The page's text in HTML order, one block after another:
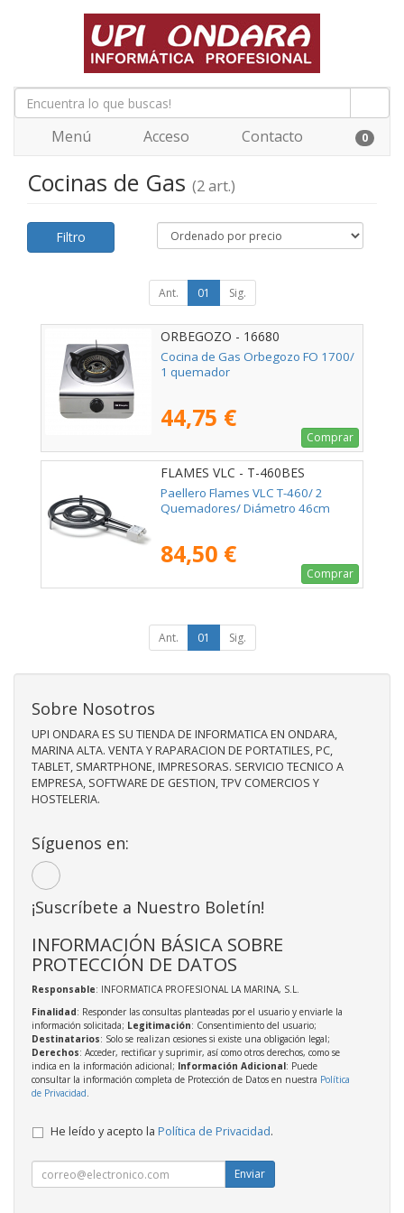
Menú Acceso Contacto 0
Cocinas de Gas (2 art.)
Filtro
Ant. 01 Sig.
ORBEGOZO - 16680
Cocina de Gas Orbegozo FO 1700/
1 quemador
44,75 €
Comprar
FLAMES VLC - T-460BES
Paellero Flames VLC T-460/ 2
Quemadores/ Diámetro 46cm
84,50 €
Comprar
Ant. 01 Sig.
Sobre Nosotros
UPI ONDARA ES SU TIENDA DE INFORMATICA EN ONDARA,
MARINA ALTA. VENTA Y RAPARACION DE PORTATILES, PC,
TABLET, SMARTPHONE, IMPRESORAS. SERVICIO TECNICO A
EMPRESA, SOFTWARE DE GESTION, TPV COMERCIOS Y
HOSTELERIA.
Síguenos en:
¡Suscríbete a Nuestro Boletín!
INFORMACIÓN BÁSICA SOBRE
PROTECCIÓN DE DATOS
Responsable: INFORMATICA PROFESIONAL LA MARINA, S.L.
Finalidad: Responder las consultas planteadas por el usuario y enviarle la
información solicitada; Legitimación: Consentimiento del usuario;
Destinatarios: Solo se realizan cesiones si existe una obligación legal;
Derechos: Acceder, rectificar y suprimir, así como otros derechos, como se
indica en la información adicional; Información Adicional: Puede
consultar la información completa de Protección de Datos en nuestra Política
de Privacidad.
He leído y acepto la Política de Privacidad.
Enviar